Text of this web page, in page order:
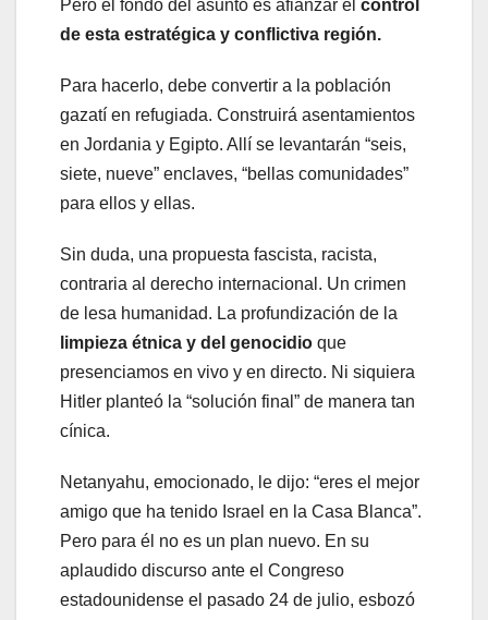
Pero el fondo del asunto es afianzar el control
de esta estratégica y conflictiva región.
Para hacerlo, debe convertir a la población
gazatí en refugiada. Construirá asentamientos
en Jordania y Egipto. Allí se levantarán “seis,
siete, nueve” enclaves, “bellas comunidades”
para ellos y ellas.
Sin duda, una propuesta fascista, racista,
contraria al derecho internacional. Un crimen
de lesa humanidad. La profundización de la
limpieza étnica y del genocidio que
presenciamos en vivo y en directo. Ni siquiera
Hitler planteó la “solución final” de manera tan
cínica.
Netanyahu, emocionado, le dijo: “eres el mejor
amigo que ha tenido Israel en la Casa Blanca”.
Pero para él no es un plan nuevo. En su
aplaudido discurso ante el Congreso
estadounidense el pasado 24 de julio, esbozó